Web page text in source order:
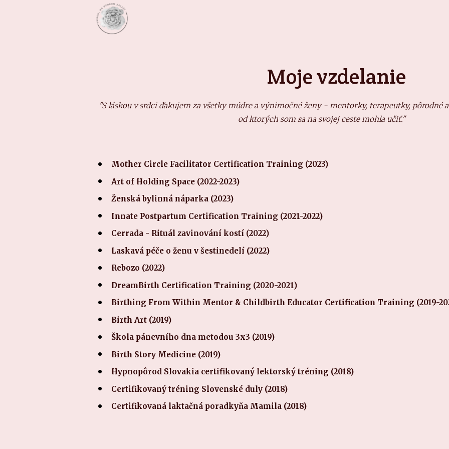
Moje vzdelanie
"S láskou v srdci ďakujem za všetky múdre a výnimočné ženy - mentorky, terapeutky, pôrodné
od ktorých som sa na svojej ceste mohla učiť."
Mother Circle Facilitator Certification Training (2023)
Art of Holding Space (2022-2023)
Ženská bylinná náparka (2023)
Innate Postpartum Certification Training (2021-2022)
Cerrada - Rituál zavinování kostí (2022)
Laskavá péče o ženu v šestinedelí (2022)
Rebozo (2022)
DreamBirth Certification Training (2020-2021)
Birthing From Within Mentor & Childbirth Educator Certification Training (2019-
Birth Art (2019)
Škola pánevního dna metodou 3x3 (2019)
Birth Story Medicine (2019)
Hypnopôrod Slovakia certifikovaný lektorský tréning (2018)
Certifikovaný tréning Slovenské duly (2018)
Certifikovaná laktačná poradkyňa Mamila (2018)